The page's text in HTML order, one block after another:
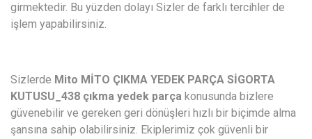
girmektedir. Bu yüzden dolayı Sizler de farklı tercihler de
işlem yapabilirsiniz.
Sizlerde Mito MİTO ÇIKMA YEDEK PARÇA SİGORTA
KUTUSU_438 çıkma yedek parça konusunda bizlere
güvenebilir ve gereken geri dönüşleri hızlı bir biçimde alma
şansına sahip olabilirsiniz. Ekiplerimiz çok güvenli bir